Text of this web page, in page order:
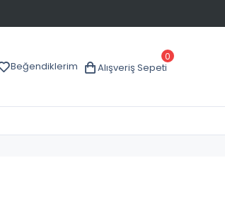
Beğendiklerim Alışveriş Sepeti
0